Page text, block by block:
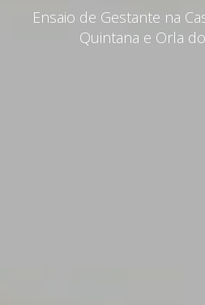
Ensaio de Gestante na
Quintana e Orla